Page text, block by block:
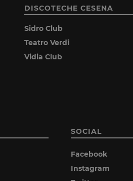
DISCOTECHE CESENA
Sidro Club
Teatro Verdi
Vidia Club
SOCIAL
Facebook
Instagram